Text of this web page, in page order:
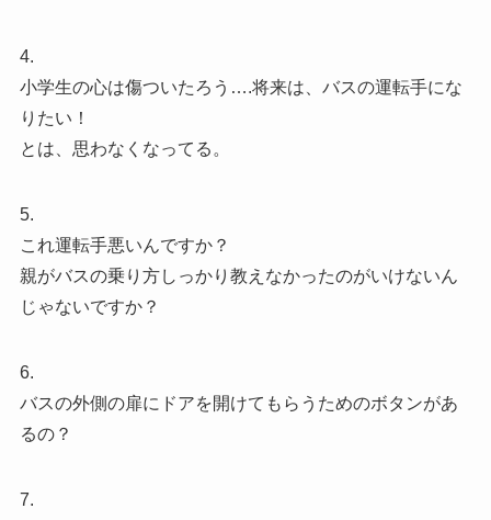
4.
小学生の心は傷ついたろう….将来は、バスの運転手にな
りたい！
とは、思わなくなってる。
5.
これ運転手悪いんですか？
親がバスの乗り方しっかり教えなかったのがいけないん
じゃないですか？
6.
バスの外側の扉にドアを開けてもらうためのボタンがあ
るの？
7.